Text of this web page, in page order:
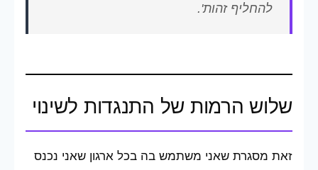
להחליף זהות'.
שלוש הרמות של התנגדות לשינוי
זאת מסגרת שאני משתמש בה בכל ארגון שאני נכנס